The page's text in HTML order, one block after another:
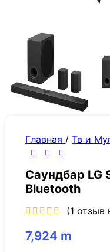
Главная / Тв и
Саундбар LG
Bluetooth
(1 отзыв
7,924 m